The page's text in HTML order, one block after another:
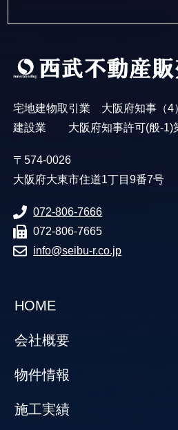
宅地建物取引業 大阪府知事（4
建設業 大阪府知事許可(般-1)
〒574-0026
大阪府大東市住道1丁目9番7号
072-806-7666
072-806-7665
info@seibu-r.co.jp
HOME
会社概要
物件情報
施工実績